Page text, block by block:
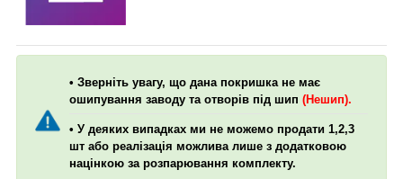
• Зверніть увагу, що дана покришка не має
ошипування заводу та отворів під шип (Нешип).
• У деяких випадках ми не можемо продати 1,2,3
шт або реалізація можлива лише з додатковою
націнкою за розпарювання комплекту.